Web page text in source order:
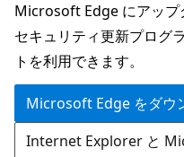
ン
テ
ン
ツ
に
ス
ナ
ビ
ゲ
ー
シ
ョ
Microsoft Edge にアップ
セキュリティ更新プログ
トを利用できます。
Microsoft Edge をダウ
Internet Explorer と